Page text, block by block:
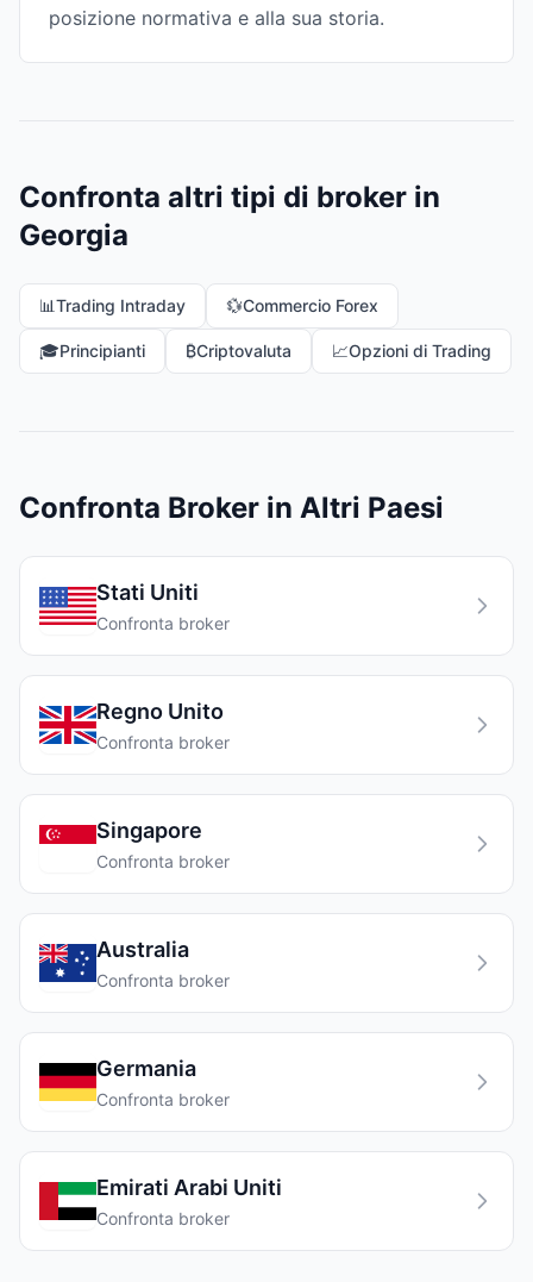
posizione normativa e alla sua storia.
Confronta altri tipi di broker in
Georgia
📊Trading Intraday 💱Commercio Forex
🎓Principianti ₿Criptovaluta 📈Opzioni di Trading
Confronta Broker in Altri Paesi
Stati Uniti
Confronta broker
Regno Unito
Confronta broker
Singapore
Confronta broker
Australia
Confronta broker
Germania
Confronta broker
Emirati Arabi Uniti
Confronta broker